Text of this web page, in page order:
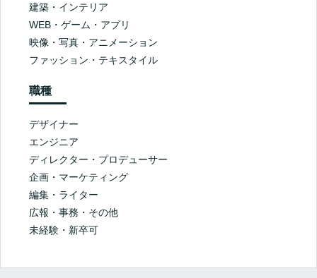
建築・インテリア
WEB・ゲーム・アプリ
映像・写真・アニメーション
ファッション・テキスタイル
職種
デザイナー
エンジニア
ディレクター・プロデューサー
企画・マーケティング
編集・ライター
広報・事務・その他
未経験・新卒可